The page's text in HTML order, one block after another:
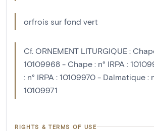
orfrois sur fond vert
Cf. ORNEMENT LITURGIQUE :
10109968 - Chape : n° IRPA :
: n° IRPA : 10109970 - Dalmatique :
10109971
RIGHTS & TERMS OF USE